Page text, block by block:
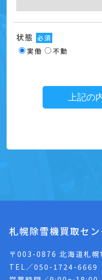
状態 必須
実働 不動
札幌除雪機買取セン
〒003-0876 北海道札
TEL／050-1724-6669